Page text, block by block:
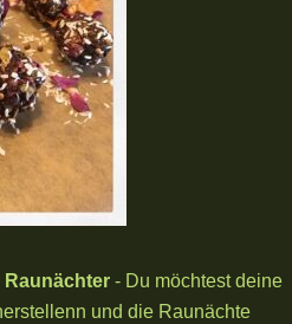
Raunächter - Du möchtest deine
und die Raunächte